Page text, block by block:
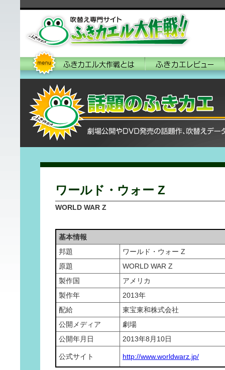
ワールド・ウォー Z
WORLD WAR Z
基本情報
邦題
ワールド・ウォー Z
原題
WORLD WAR Z
製作国
アメリカ
製作年
2013年
配給
東宝東和株式会社
公開メディア
劇場
公開年月日
2013年8月10日
公式サイト http://www.worldwarz.jp/